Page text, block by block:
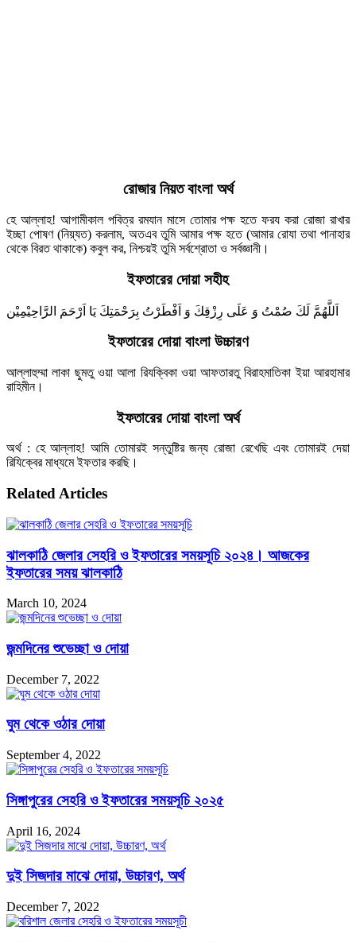
রোজার নিয়ত বাংলা অর্থ
হে আল্লাহ! আগামীকাল পবিত্র রমযান মাসে তোমার পক্ষ হতে ফরয করা রোজা রাখার
ইচ্ছা পোষণ (নিয়্যত) করলাম, অতএব তুমি আমার পক্ষ হতে (আমার রোযা তথা পানাহার
থেকে বিরত থাকাকে) কবুল কর, নিশ্চয়ই তুমি সর্বশ্রোতা ও সর্বজ্ঞানী।
ইফতারের দোয়া সহীহ
اَللَّهُمَّ لَكَ صُمْتُ وَ عَلَى رِزْقِكَ وَ اَفْطَرْتُ بِرَحْمَتِكَ يَا اَرْحَمَ الرَّاحِيْمِيْن
ইফতারের দোয়া বাংলা উচ্চারণ
আল্লাহুম্মা লাকা ছুমতু ওয়া আলা রিযক্বিকা ওয়া আফতারতু বিরাহমাতিকা ইয়া আরহামার
রাহিমীন।
ইফতারের দোয়া বাংলা অর্থ
অর্থ : হে আল্লাহ! আমি তোমারই সন্তুষ্টির জন্য রোজা রেখেছি এবং তোমারই দেয়া
রিযিক্বের মাধ্যমে ইফতার করছি।
Related Articles
ঝালকাঠি জেলার সেহরি ও ইফতারের সময়সূচি ২০২৪। আজকের
ইফতারের সময় ঝালকাঠি
March 10, 2024
জন্মদিনের শুভেচ্ছা ও দোয়া
December 7, 2022
ঘুম থেকে ওঠার দোয়া
September 4, 2022
সিঙ্গাপুরের সেহরি ও ইফতারের সময়সূচি ২০২৫
April 16, 2024
দুই সিজদার মাঝে দোয়া, উচ্চারণ, অর্থ
December 7, 2022